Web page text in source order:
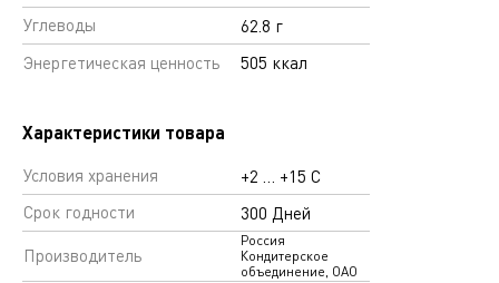
Углеводы
62.8 г
Энергетическая ценность
505 ккал
Характеристики товара
Условия хранения
+2 … +15 С
Срок годности
300 Дней
Производитель
Россия
Кондитерское
объединение, ОАО